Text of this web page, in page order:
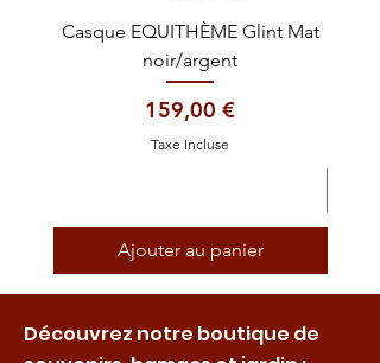
Casque EQUITHÈME Glint Mat
noir/argent
Prix
159,00 €
Taxe Incluse
Ajouter au panier
Découvrez notre boutique de